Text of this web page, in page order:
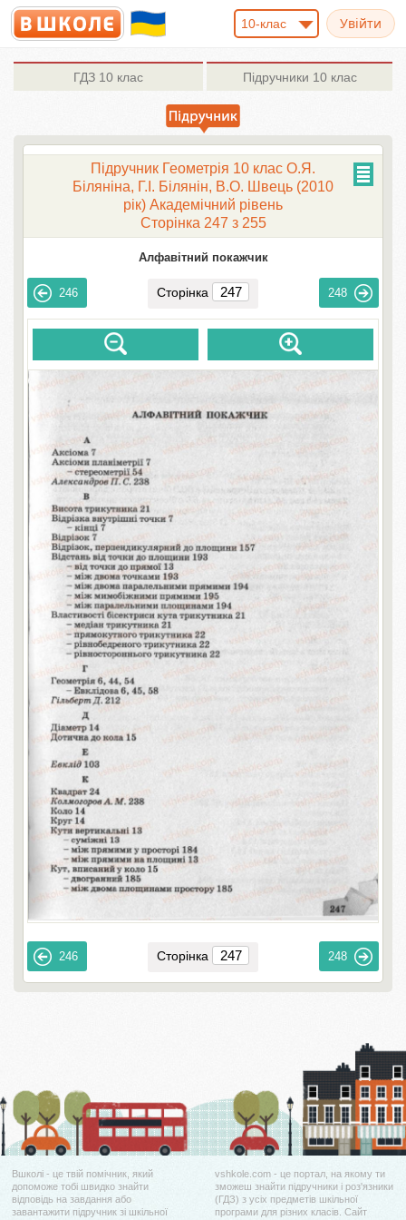
10-клас
ГДЗ 10 клас Підручники 10 клас
Підручник Геометрія 10 клас О.Я.
Біляніна, Г.І. Білянін, В.О. Швець (2010
рік) Академічний рівень
Сторінка 247 з 255
Алфавітний покажчик
246 Сторінка 248
246 Сторінка 248
Вшколі - це твій помічник, який
допоможе тобі швидко знайти
відповідь на завдання або
завантажити підручник зі шкільної
vshkole.com - це портал, на якому ти
зможеш знайти підручники і роз'язники
(ГДЗ) з усіх предметів шкільної
програми для різних класів. Сайт